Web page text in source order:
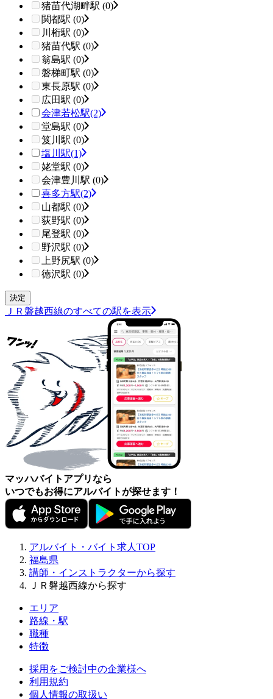
猪苗代湖畔駅 (0)
関都駅 (0)
川桁駅 (0)
猪苗代駅 (0)
翁島駅 (0)
磐梯町駅 (0)
東長原駅 (0)
広田駅 (0)
会津若松駅(2)
堂島駅 (0)
笈川駅 (0)
塩川駅(1)
姥堂駅 (0)
会津豊川駅 (0)
喜多方駅(2)
山都駅 (0)
荻野駅 (0)
尾登駅 (0)
野沢駅 (0)
上野尻駅 (0)
徳沢駅 (0)
ＪＲ磐越西線のすべての駅を表示
マッハバイトアプリなら
いつでもお得にアルバイトが探せます！
アルバイト・バイト求人TOP
福島県
講師・インストラクターから探す
ＪＲ磐越西線から探す
エリア
路線・駅
職種
特徴
採用をご検討中の企業様へ
利用規約
個人情報の取扱い